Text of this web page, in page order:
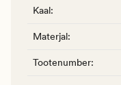
Kaal:
Materjal:
Tootenumber: